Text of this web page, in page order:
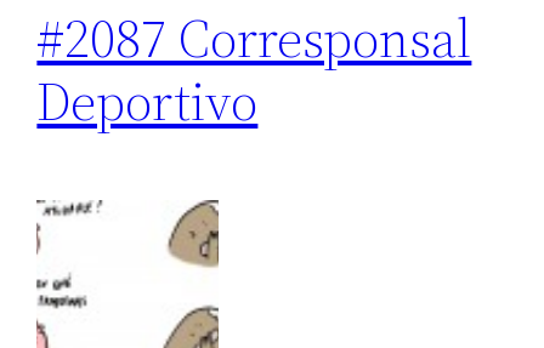
#2087 Corresponsal
Deportivo